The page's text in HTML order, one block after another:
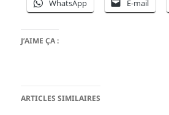
WhatsApp E-mail
J’AIME ÇA :
ARTICLES SIMILAIRES